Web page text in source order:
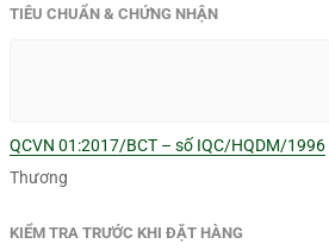
TIÊU CHUẨN & CHỨNG NHẬN
QCVN 01:2017/BCT – số IQC/HQDM/1996
Thương
KIỂM TRA TRƯỚC KHI ĐẶT HÀNG